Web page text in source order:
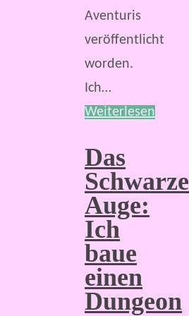
Aventuris
veröffentlicht
worden.
Ich…
Weiterlesen
Das
Schwarze
Auge:
Ich
baue
einen
Dungeon